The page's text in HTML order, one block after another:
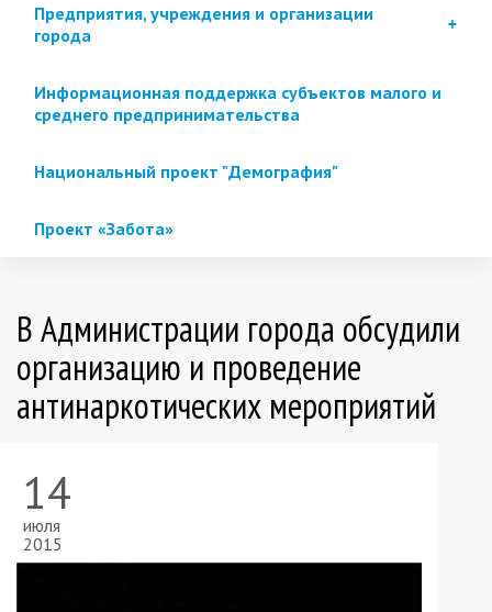
Предприятия, учреждения и организации
города
Информационная поддержка субъектов малого и
среднего предпринимательства
Национальный проект "Демография"
Проект «Забота»
В Администрации города обсудили
организацию и проведение
антинаркотических мероприятий
14
июля
2015